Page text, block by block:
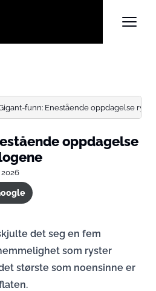
funn: Enestående oppdagelse
oppdagelse
2026
det seg en fem
som ryster
største som noensinne er